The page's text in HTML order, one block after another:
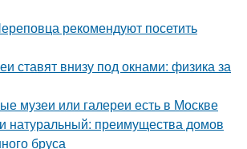
рекомендуют посетить
ставят внизу под окнами: физика за
музеи или галереи есть в Москве
натуральный: преимущества домов
бруса